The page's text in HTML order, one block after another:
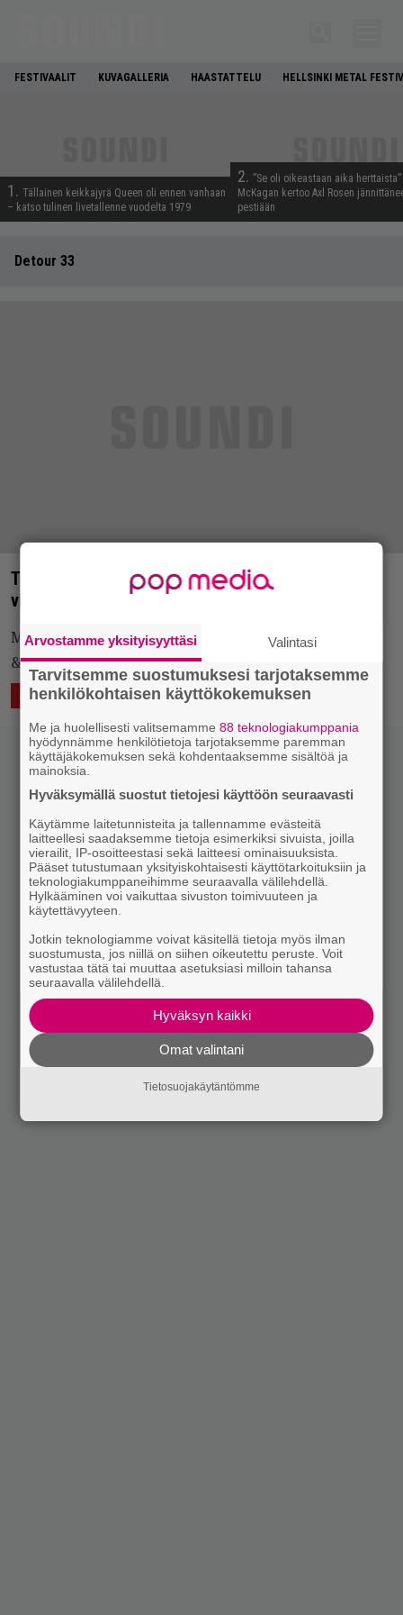
FESTIVAALIT KUVAGALLERIA HAASTATTELU HELLSINKI METAL
1. Tällainen keikkajyrä Queen oli ennen vanhaan
– katso tulinen livetallenne vuodelta 1979
2. ”Se oli oikeastaan aika
McKagan kertoo Axl Rosen
pestiään
Detour 33
The Rasmus, Mara Balls, Slowdive – kurkistus
viikon 14 Parasta juuri nyt -listalle
Mukana maukkauksia myös The Kooksin sekä Brian
& Helvetin Perunan kaltaisilta kokoonpanoilta.
ÄÄNTÄ LUKEMISTA 6.4.2017 19:06 Eero Tarmo
Arvostamme yksityisyyttäsi Valintasi
Tarvitsemme suostumuksesi tarjotaksemme
henkilökohtaisen käyttökokemuksen
Me ja huolellisesti valitsemamme88 teknologiakumppania
hyödynnämme henkilötietoja tarjotaksemme paremman
käyttäjäkokemuksen sekä kohdentaaksemme sisältöä ja
mainoksia.
Hyväksymällä suostut tietojesi käyttöön seuraavasti
Käytämme laitetunnisteita ja tallennamme evästeitä
laitteellesi saadaksemme tietoja esimerkiksi sivuista, joilla
vierailit, IP-osoitteestasi sekä laitteesi ominaisuuksista.
Pääset tutustumaan yksityiskohtaisesti käyttötarkoituksiin ja
teknologiakumppaneihimme seuraavalla välilehdellä.
Hylkääminen voi vaikuttaa sivuston toimivuuteen ja
käytettävyyteen.
Jotkin teknologiamme voivat käsitellä tietoja myös ilman
suostumusta, jos niillä on siihen oikeutettu peruste. Voit
vastustaa tätä tai muuttaa asetuksiasi milloin tahansa
seuraavalla välilehdellä.
Hyväksyn kaikki
Omat valintani
Tietosuojakäytäntömme